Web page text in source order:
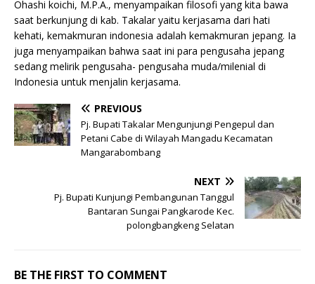
Ohashi koichi, M.P.A., menyampaikan filosofi yang kita bawa
saat berkunjung di kab. Takalar yaitu kerjasama dari hati
kehati, kemakmuran indonesia adalah kemakmuran jepang. Ia
juga menyampaikan bahwa saat ini para pengusaha jepang
sedang melirik pengusaha- pengusaha muda/milenial di
Indonesia untuk menjalin kerjasama.
PREVIOUS
Pj. Bupati Takalar Mengunjungi Pengepul dan
Petani Cabe di Wilayah Mangadu Kecamatan
Mangarabombang
NEXT
Pj. Bupati Kunjungi Pembangunan Tanggul
Bantaran Sungai Pangkarode Kec.
polongbangkeng Selatan
BE THE FIRST TO COMMENT